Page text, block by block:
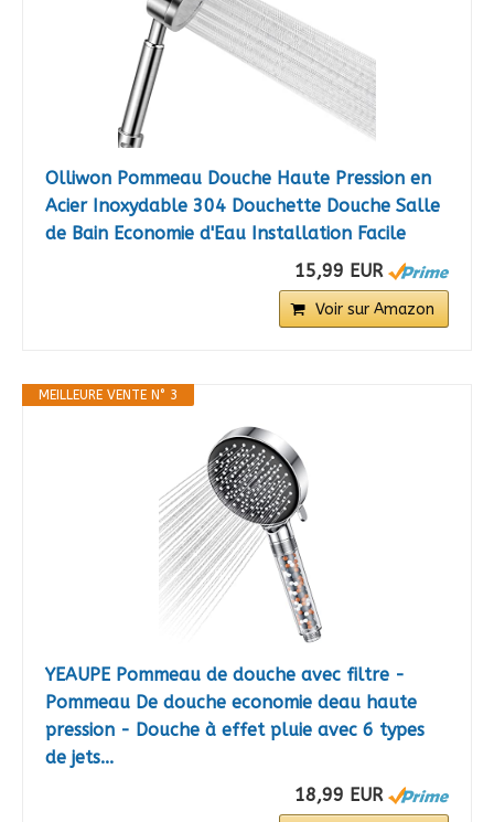
Olliwon Pommeau Douche Haute Pression en
Acier Inoxydable 304 Douchette Douche Salle
de Bain Economie d'Eau Installation Facile
15,99 EUR
Voir sur Amazon
MEILLEURE VENTE N° 3
YEAUPE Pommeau de douche avec filtre -
Pommeau De douche economie deau haute
pression - Douche à effet pluie avec 6 types
de jets...
18,99 EUR